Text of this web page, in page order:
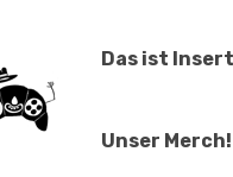
Das ist
Unser Merch!